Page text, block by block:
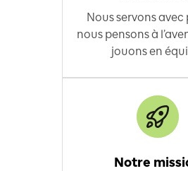
Nous servons avec
nous pensons à
jouons en
Notre